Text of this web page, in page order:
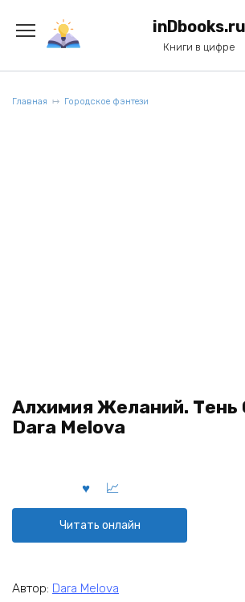
содержанию
inDbooks.ru
Книги в цифре
Главная Городское фэнтези
Алхимия Желаний. Тень
Dara Melova
Читать онлайн
Автор: Dara Melova